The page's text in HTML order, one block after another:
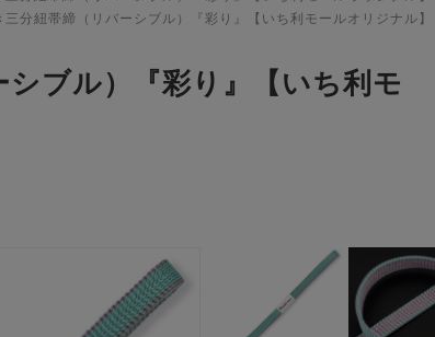
三分紐帯締（リバーシブル）『彩り』【いち利モールオリジナル】
ブル）『彩り』【いち利モ